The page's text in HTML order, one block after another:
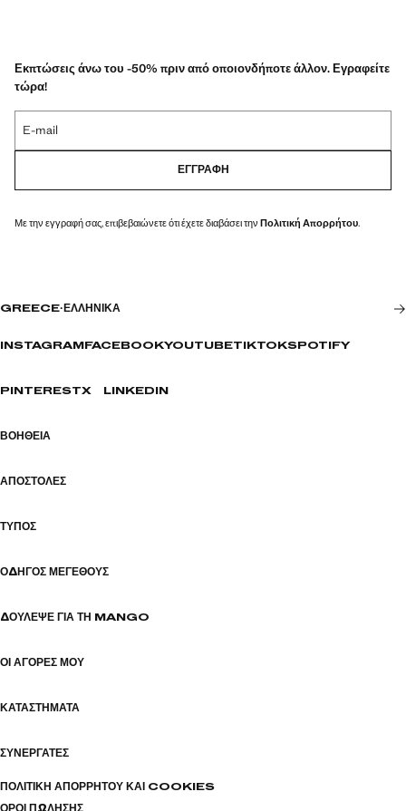
Εκπτώσεις άνω του -50% πριν από οποιονδήποτε άλλον. Εγραφείτε
τώρα!
E-mail
ΕΓΓΡΑΦΉ
Με την εγγραφή σας, επιβεβαιώνετε ότι έχετε διαβάσει την Πολιτική Απορρήτου.
GREECE· ΕΛΛΗΝΙΚΆ
INSTAGRAM FACEBOOKYOUTUBETIKTOKSPOTIFY
PINTERESTX LINKEDIN
ΒΟΉΘΕΙΑ
ΑΠΟΣΤΟΛΈΣ
ΤΎΠΟΣ
ΟΔΗΓΌΣ ΜΕΓΈΘΟΥΣ
ΔΟΎΛΕΨΕ ΓΙΑ ΤΗ MANGO
ΟΙ ΑΓΟΡΈΣ ΜΟΥ
ΚΑΤΑΣΤΉΜΑΤΑ
ΣΥΝΕΡΓΆΤΕΣ
ΠΟΛΙΤΙΚΉ ΑΠΟΡΡΉΤΟΥ ΚΑΙ COOKIES